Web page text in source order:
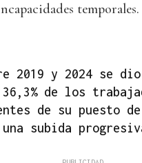
temporales.
2019 y 2024 se dio
de los
de su puesto
una subida